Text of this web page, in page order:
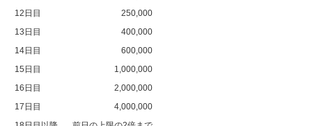
12日目
250,000
13日目
400,000
14日目
600,000
15日目
1,000,000
16日目
2,000,000
17日目
4,000,000